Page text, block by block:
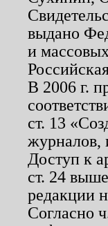
выдано
и
В 2006 г.
ст. 13
журналов,
Доступ к
ст. 24
редакции
Согласно